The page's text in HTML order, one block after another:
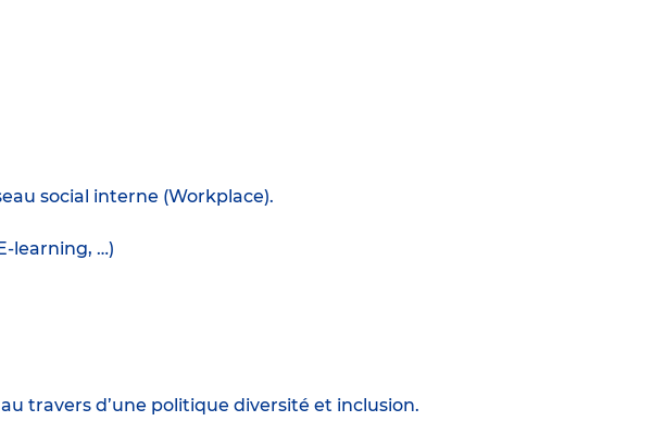
social interne (Workplace).
learning, …)
travers d’une politique diversité et inclusion.